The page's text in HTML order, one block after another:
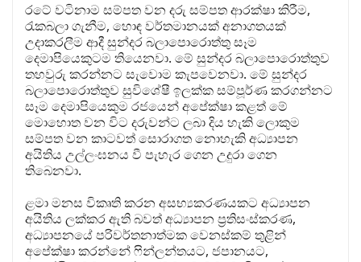
රටේ වටිනාම සම්පත වන දරු සම්පත ආරක්ෂා කිරීම,
රැකබලා ගැනීම, හොඳ වර්තමානයක් අනාගතයක්
උදාකරලීම ආදී සුන්දර බලාපොරොත්තු සෑම
දෙමාපියෙකුටම තියෙනවා. මේ සුන්දර බලාපොරොත්තුව
තහවුරු කරන්නට සැවොම කැපවෙනවා. මේ සුන්දර
බලාපොරොත්තුව සුවිශේෂී ඉලක්ක සම්පූර්ණ කරගන්නට
සෑම දෙමාපියෙකුම රජයෙන් අපේක්ෂා කළත් මේ
මොහොත වන විට දරුවන්ට ලබා දිය හැකි ලොකුම
සම්පත වන කාටවත් සොරාගත නොහැකි අධ්‍යාපන
අයිතිය උල්ලංඝනය වී පැහැර ගෙන උදුරා ගෙන
තිබෙනවා.
ළමා මනස විකෘති කරන අසභ්‍යකරණයකට අධ්‍යාපන
අයිතිය ලක්කර ඇති බවත් අධ්‍යාපන ප්‍රතිසංස්කරණ,
අධ්‍යාපනයේ පරිවර්තනාත්මක වෙනස්කම් තුළින්
අපේක්ෂා කරන්නේ ෆින්ලන්තයට, ජපානයට,